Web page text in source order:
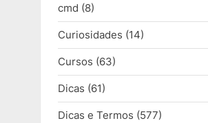
cmd (8)
Curiosidades (14)
Cursos (63)
Dicas (61)
Dicas e Termos (577)